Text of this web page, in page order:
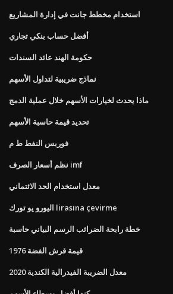
استخدام مخطط جانت في إدارة المشاريع
أفضل حساب بنكي تجاري
حكومة الهند عائد السندات
نماذج ضريبية لتداول الأسهم
ماذا يحدث لخيارات الأسهم خلال عملية الدمج
تحديد قيمة حاسبة الأسهم
فوربس النفط ط م
نظم أسعار الصرف imf
معدل استخدام الحد الائتماني
اليورو يو تورك lirasına çevirme
خطة رابحة الضرائب الرسم البياني حاسبة
1976 قيمة قرش الفضة
معدل الضريبة الفيدرالية الكندية 2020